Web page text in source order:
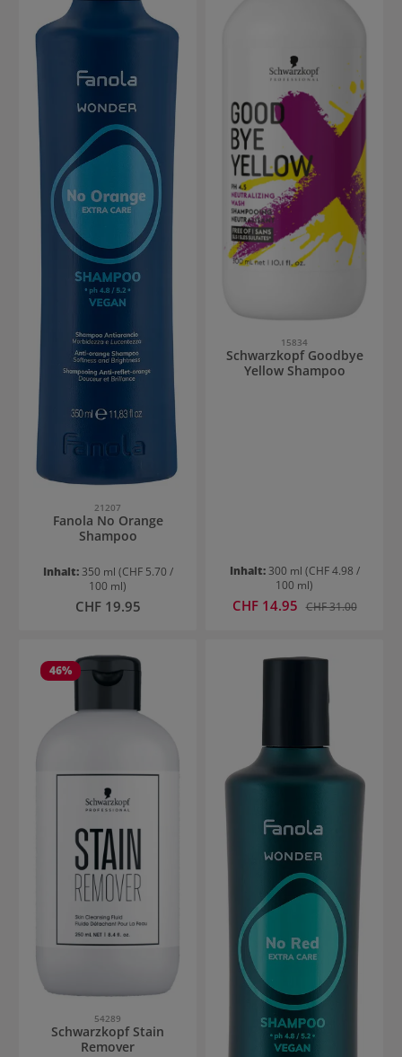
21207
Fanola No Orange
Shampoo
Inhalt: 350 ml (CHF 5.70 /
100 ml)
Regulärer Preis:
CHF 19.95
15834
Schwarzkopf Goodbye
Yellow Shampoo
Inhalt: 300 ml (CHF 4.98 /
100 ml)
Verkaufspreis:
CHF 14.95 Regulärer Preis:
CHF 31.00
46%
54289
Schwarzkopf Stain
Remover